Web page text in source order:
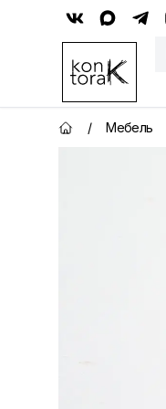
Главная страница
/ Мебель